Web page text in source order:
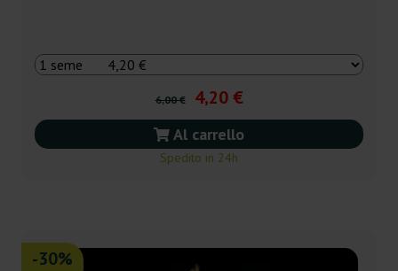
6,00 € 4,20 €
Al carrello
Spedito in 24h
-30%